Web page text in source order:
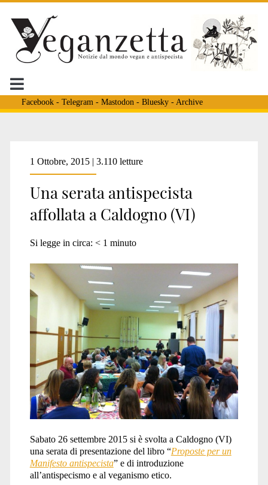
Facebook- Telegram - Mastodon - Bluesky- Archive
Tag:
<span>Micaela
Carboniero</span>
1 Ottobre, 2015 | 3.110 letture
Una serata antispecista
affollata a Caldogno (VI)
Si legge in circa: < 1 minuto
Sabato 26 settembre 2015 si è svolta a Caldogno (VI)
una serata di presentazione del libro “Proposte per un
Manifesto antispecista” e di introduzione
all’antispecismo e al veganismo etico.